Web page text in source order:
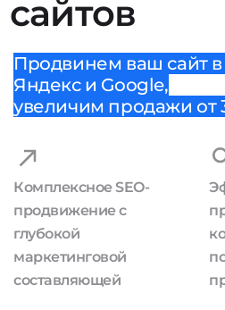
сайтов
Продвинем ваш сайт в
Яндекс и Google,
увеличим продажи от
Комплексное SEO-
продвижение с
глубокой
маркетинговой
составляющей